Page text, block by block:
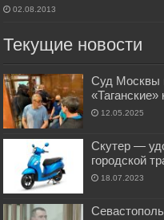
02.08.2013
Текущие новости
Суд Москвы
12.05.2025
Скутер —
городской
18.07.2023